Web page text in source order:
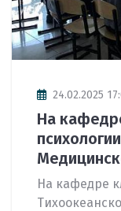
24.02.2025
На
На кафедре